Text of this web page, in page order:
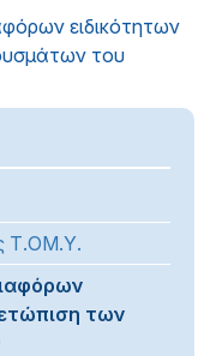
ειδικότητων
του
Τ.ΟΜ.Υ.
των